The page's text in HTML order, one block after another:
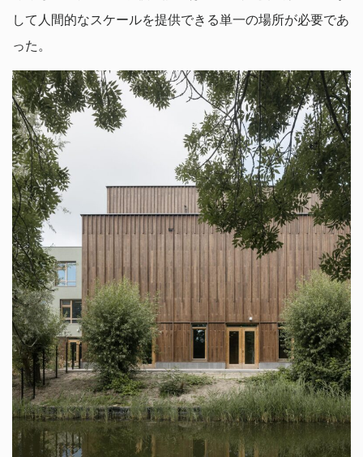
して人間的なスケールを提供できる単一の場所が必要であ
った。